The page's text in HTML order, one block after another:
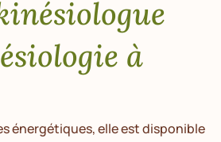
à
énergétiques, elle est disponible